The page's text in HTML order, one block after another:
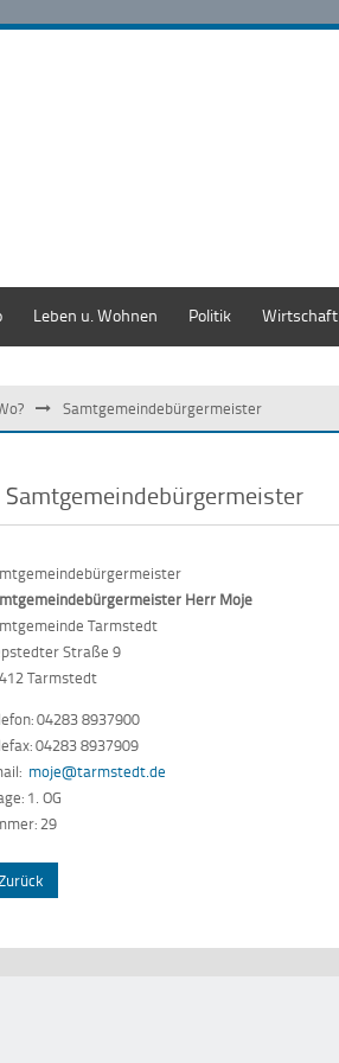
Leben u. Wohnen Politik Wirtschaft
Samtgemeindebürgermeister
Samtgemeindebürgermeister
Herr Moje
Tarmstedt
Straße 9
Tarmstedt
04283 8937900
04283 8937909
moje@tarmstedt.de
1. OG
29